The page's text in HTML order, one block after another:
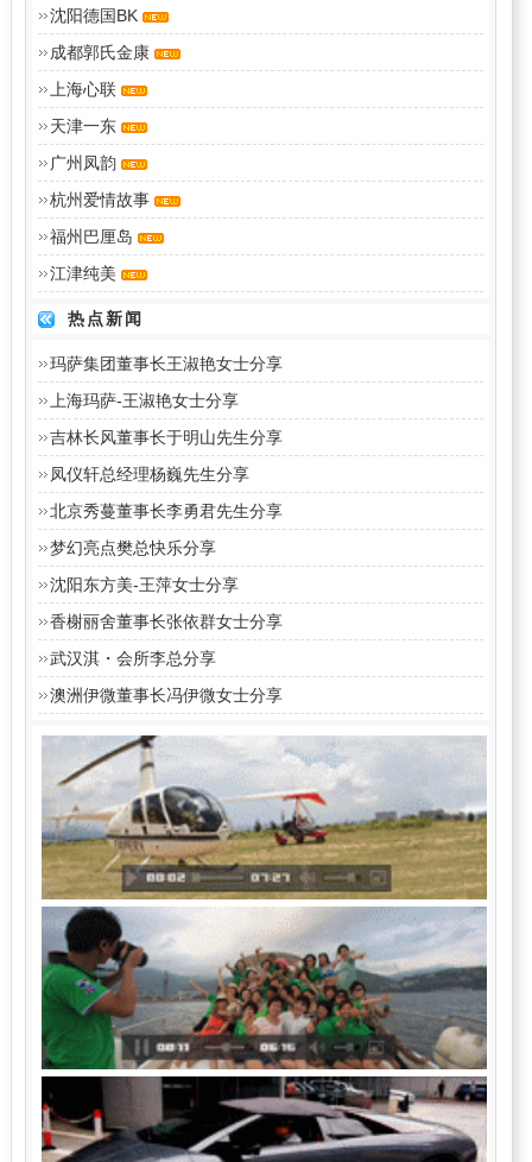
沈阳德国BK
成都郭氏金康
上海心联
天津一东
广州凤韵
杭州爱情故事
福州巴厘岛
江津纯美
热点新闻
玛萨集团董事长王淑艳女士分享
上海玛萨-王淑艳女士分享
吉林长风董事长于明山先生分享
凤仪轩总经理杨巍先生分享
北京秀蔓董事长李勇君先生分享
梦幻亮点樊总快乐分享
沈阳东方美-王萍女士分享
香榭丽舍董事长张依群女士分享
武汉淇・会所李总分享
澳洲伊微董事长冯伊微女士分享